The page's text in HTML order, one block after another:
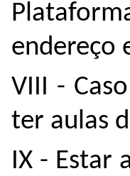
endereço
VIII -
ter aulas
IX - Estar